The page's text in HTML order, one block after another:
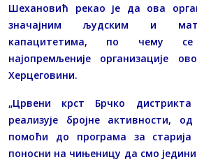
Шехановић рекао је да ова
значајним људским и
капацитетима, по чему
најопремљеније организације
Херцеговини.
„Црвени крст Брчко
реализује бројне активности,
помоћи до програма за
поносни на чињеницу да смо